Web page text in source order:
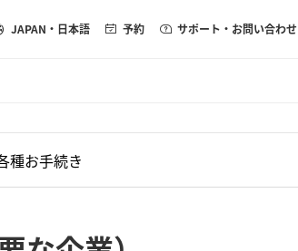
JAPAN ・日本語 予約 サポート・お問い合わせ
種お手続き